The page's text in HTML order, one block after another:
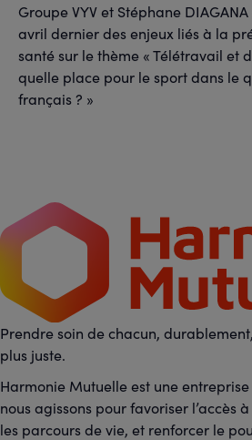
Groupe VYV et Stéphane
avril dernier des enjeux liés à la
santé sur le thème « Télétravail et
quelle place pour le sport dans le
français ? »
Prendre soin de chacun,
plus juste.
Harmonie Mutuelle est une
nous agissons pour favoriser l’accès
les parcours de vie, et renforcer le